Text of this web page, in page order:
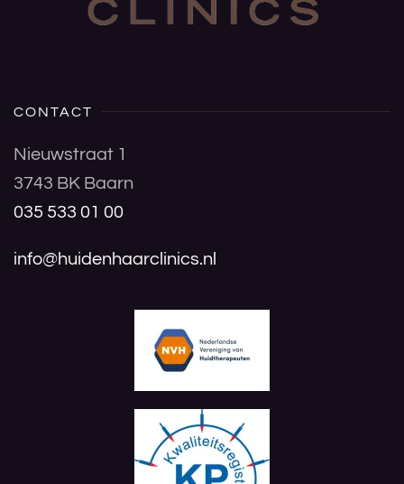
CONTACT
Nieuwstraat 1
3743 BK Baarn
035 533 01 00
info@huidenhaarclinics.nl